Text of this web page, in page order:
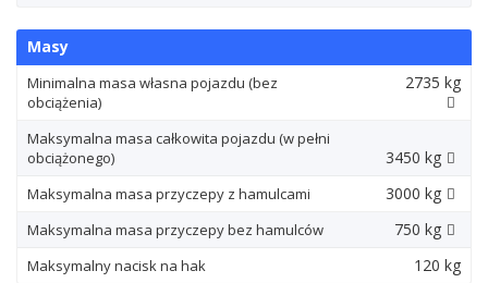
Masy
Minimalna masa własna pojazdu (bez
obciążenia)
2735 kg
Maksymalna masa całkowita pojazdu (w pełni
obciążonego)
3450 kg
Maksymalna masa przyczepy z hamulcami 3000 kg
Maksymalna masa przyczepy bez hamulców 750 kg
Maksymalny nacisk na hak 120 kg